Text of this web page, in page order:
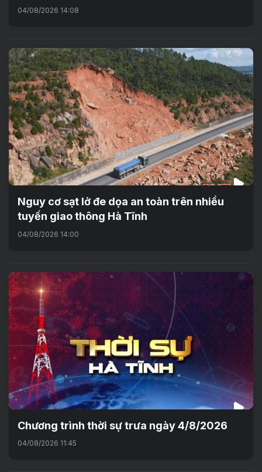
04/08/2026 14:08
Nguy cơ sạt lở đe dọa an toàn trên nhiều
tuyến giao thông Hà Tĩnh
04/08/2026 14:00
Chương trình thời sự trưa ngày 4/8/2026
04/08/2026 11:45